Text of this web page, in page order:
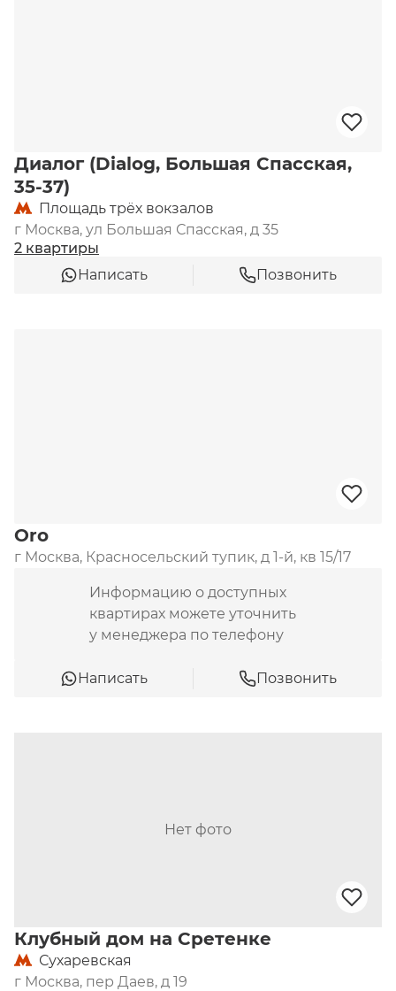
максимально приближенным к европейскому
стилю. Узкие и уютные улочки, открытые летние
кафе, живописные зоны отдыха. Рядом находится
фермерский рынок со свежими и
разнообразными продуктами.
Диалог (Dialog, Большая Спасская,
35-37)
Площадь трёх вокзалов
г Москва, ул Большая Спасская, д 35
2 квартиры
Написать
Позвонить
Oro
г Москва, Красносельский тупик, д 1-й, кв 15/17
Информацию о доступных
квартирах можете уточнить
у менеджера по телефону
Написать Позвонить
Нет фото
Клубный дом на Сретенке
Сухаревская
г Москва, пер Даев, д 19